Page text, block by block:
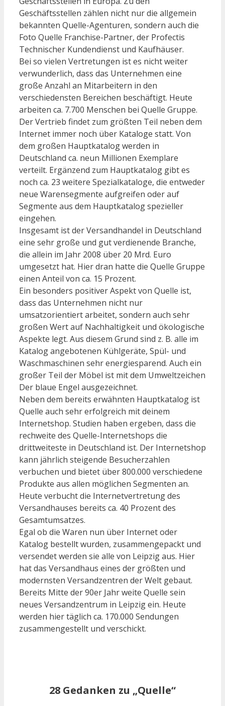
Geschäftsstellen zählen nicht nur die allgemein
bekannten Quelle-Agenturen, sondern auch die
Foto Quelle Franchise-Partner, der Profectis
Technischer Kundendienst und Kaufhäuser.
Bei so vielen Vertretungen ist es nicht weiter
verwunderlich, dass das Unternehmen eine
große Anzahl an Mitarbeitern in den
verschiedensten Bereichen beschäftigt. Heute
arbeiten ca. 7.700 Menschen bei Quelle Gruppe.
Der Vertrieb findet zum größten Teil neben dem
Internet immer noch über Kataloge statt. Von
dem großen Hauptkatalog werden in
Deutschland ca. neun Millionen Exemplare
verteilt. Ergänzend zum Hauptkatalog gibt es
noch ca. 23 weitere Spezialkataloge, die entweder
neue Warensegmente aufgreifen oder auf
Segmente aus dem Hauptkatalog spezieller
eingehen.
Insgesamt ist der Versandhandel in Deutschland
eine sehr große und gut verdienende Branche,
die allein im Jahr 2008 über 20 Mrd. Euro
umgesetzt hat. Hier dran hatte die Quelle Gruppe
einen Anteil von ca. 15 Prozent.
Ein besonders positiver Aspekt von Quelle ist,
dass das Unternehmen nicht nur
umsatzorientiert arbeitet, sondern auch sehr
großen Wert auf Nachhaltigkeit und ökologische
Aspekte legt. Aus diesem Grund sind z. B. alle im
Katalog angebotenen Kühlgeräte, Spül- und
Waschmaschinen sehr energiesparend. Auch ein
großer Teil der Möbel ist mit dem Umweltzeichen
Der blaue Engel ausgezeichnet.
Neben dem bereits erwähnten Hauptkatalog ist
Quelle auch sehr erfolgreich mit deinem
Internetshop. Studien haben ergeben, dass die
rechweite des Quelle-Internetshops die
drittweiteste in Deutschland ist. Der Internetshop
kann jährlich steigende Besucherzahlen
verbuchen und bietet über 800.000 verschiedene
Produkte aus allen möglichen Segmenten an.
Heute verbucht die Internetvertretung des
Versandhauses bereits ca. 40 Prozent des
Gesamtumsatzes.
Egal ob die Waren nun über Internet oder
Katalog bestellt wurden, zusammengepackt und
versendet werden sie alle von Leipzig aus. Hier
hat das Versandhaus eines der größten und
modernsten Versandzentren der Welt gebaut.
Bereits Mitte der 90er Jahr weite Quelle sein
neues Versandzentrum in Leipzig ein. Heute
werden hier täglich ca. 170.000 Sendungen
zusammengestellt und verschickt.
28 Gedanken zu „Quelle“